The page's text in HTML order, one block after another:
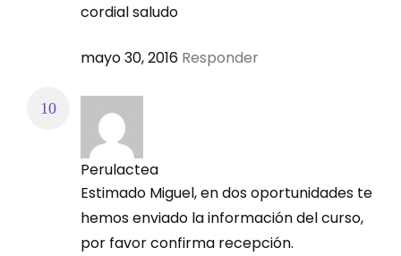
cordial saludo
mayo 30, 2016 Responder
Perulactea
Estimado Miguel, en dos oportunidades te
hemos enviado la información del curso,
por favor confirma recepción.